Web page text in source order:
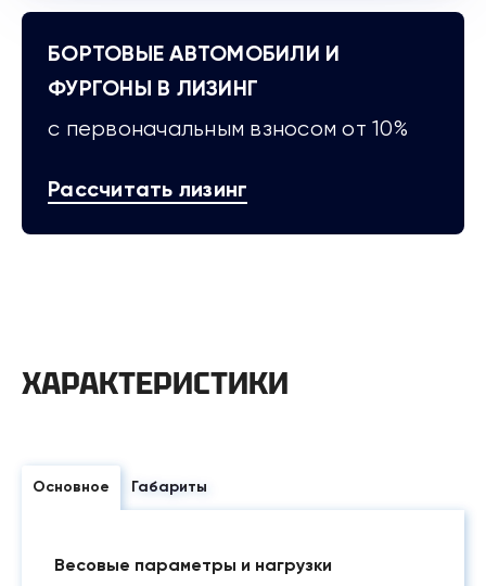
БОРТОВЫЕ АВТОМОБИЛИ И
ФУРГОНЫ В ЛИЗИНГ
с первоначальным взносом от 10%
Рассчитать лизинг
ХАРАКТЕРИСТИКИ
Основное Габариты
Весовые параметры и нагрузки